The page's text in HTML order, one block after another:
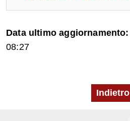
Data ultimo aggiornamento:
08:27
Indietro